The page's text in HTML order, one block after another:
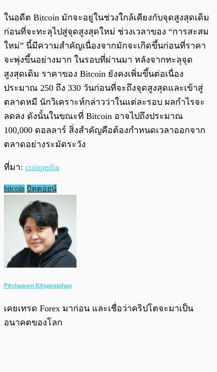
ในอดีต Bitcoin มักจะอยู่ในช่วงใกล้เคียงกับจุดสูงสุดเดิม
ก่อนที่จะทะลุไปสู่จุดสูงสุดใหม่ ช่วงเวลาของ “การสะสม
ใหม่” นี้มีความสำคัญเนื่องจากมักจะเกิดขึ้นก่อนที่ราคา
จะพุ่งขึ้นอย่างมาก ในรอบที่ผ่านมา หลังจากทะลุจุด
สูงสุดเดิม ราคาของ Bitcoin ยังคงเพิ่มขึ้นต่อเนื่อง
ประมาณ 250 ถึง 330 วันก่อนที่จะถึงจุดสูงสุดและเข้าสู่
ตลาดหมี นักวิเคราะห์กล่าวว่าในแต่ละรอบ ผลกำไรจะ
ลดลง ดังนั้นในขณะที่ Bitcoin อาจไปถึงประมาณ
100,000 ดอลลาร์ สิ่งสำคัญคือต้องกำหนดเวลาออกจาก
ตลาดอย่างระมัดระวัง
ที่มา: coinpedia
bitcoin บิทคอยน์
Pitchaporn Kitiyanuphap
เคยเทรด Forex มาก่อน และเชื่อว่าคริปโตจะมาเป็น
อนาคตของโลก